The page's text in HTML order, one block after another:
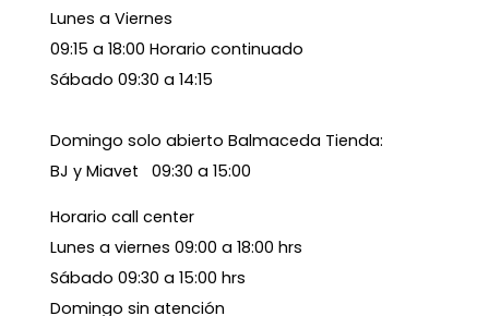
Lunes a Viernes
09:15 a 18:00 Horario continuado
Sábado 09:30 a 14:15
Domingo solo abierto Balmaceda Tienda:
BJ y Miavet 09:30 a 15:00
Horario call center
Lunes a viernes 09:00 a 18:00 hrs
Sábado 09:30 a 15:00 hrs
Domingo sin atención